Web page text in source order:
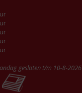
gesloten t/m 10-8-2026